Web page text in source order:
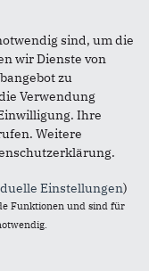
der CDU-
sind, um die
wir Dienste von
zu
Verwendung
Ihre
Weitere
Einstellungen)
Funktionen und sind für